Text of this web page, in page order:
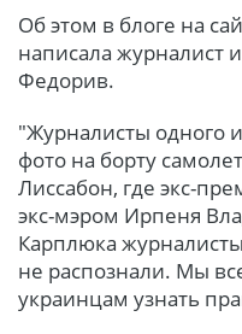
Об этом в блоге на
написала журналист
Федорив.
"Журналисты одного
фото на борту
Лиссабон, где экс-
экс-мэром Ирпеня
Карплюка
не распознали. Мы
украинцам узнать